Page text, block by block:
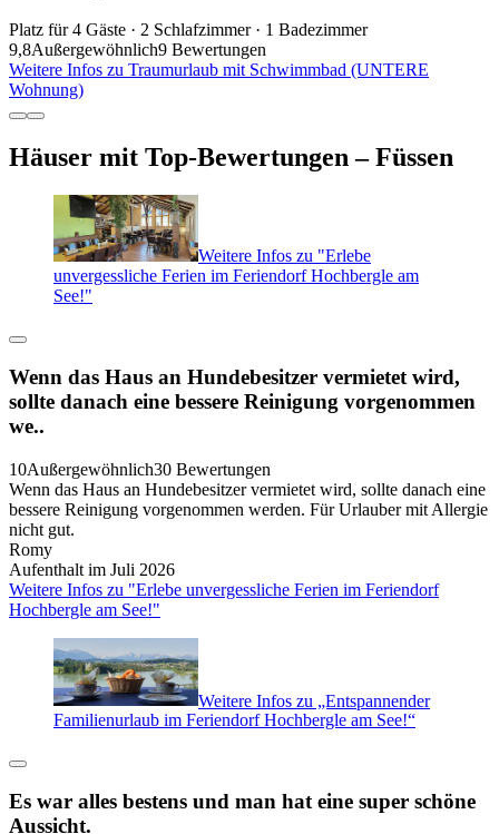
Platz für 4 Gäste · 2 Schlafzimmer · 1 Badezimmer
9,8Außergewöhnlich9 Bewertungen
Weitere Infos zu Traumurlaub mit Schwimmbad (UNTERE
Wohnung)
Häuser mit Top-Bewertungen – Füssen
Weitere Infos zu "Erlebe
unvergessliche Ferien im Feriendorf Hochbergle am
See!"
Wenn das Haus an Hundebesitzer vermietet wird,
sollte danach eine bessere Reinigung vorgenommen
we..
10Außergewöhnlich30 Bewertungen
Wenn das Haus an Hundebesitzer vermietet wird, sollte danach eine
bessere Reinigung vorgenommen werden. Für Urlauber mit Allergie
nicht gut.
Romy
Aufenthalt im Juli 2026
Weitere Infos zu "Erlebe unvergessliche Ferien im Feriendorf
Hochbergle am See!"
Weitere Infos zu „Entspannender
Familienurlaub im Feriendorf Hochbergle am See!“
Es war alles bestens und man hat eine super schöne
Aussicht.